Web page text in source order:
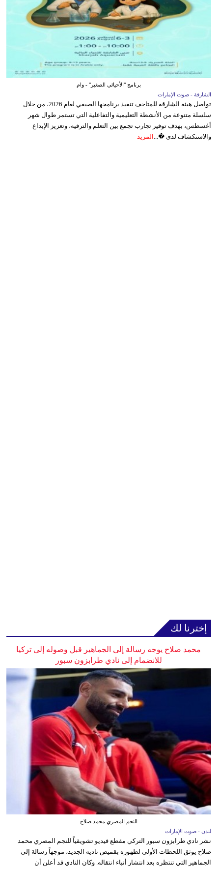
برنامج "الأحيائي الصغير" - وام
الشارقة - صوت الإمارات
تواصل هيئة الشارقة للمتاحف تنفيذ برنامجها الصيفي لعام 2026، من خلال
سلسلة متنوعة من الأنشطة التعليمية والتفاعلية التي تستمر طوال شهر
أغسطس، بهدف توفير تجارب تجمع بين التعلم والترفيه، وتعزيز الإبداع
والاستكشاف لدى �... المزيد
إخترنا لك
محمد صلاح يوجه رسالة إلى الجماهير قبل وصوله إلى تركيا
للانضمام إلى نادي طرابزون سبور
النجم المصري محمد صلاح
لندن - صوت الإمارات
نشر نادي طرابزون سبور التركي مقطع فيديو تشويقياً للنجم المصري محمد
صلاح يوثق اللحظات الأولى لظهوره بقميص ناديه الجديد، موجهاً رسالة إلى
الجماهير التي تنتظره بعد انتشار أنباء انتقاله. وكان النادي قد أعلن أن